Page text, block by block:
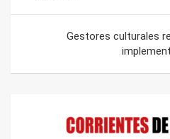
entradas
Gestores culturales